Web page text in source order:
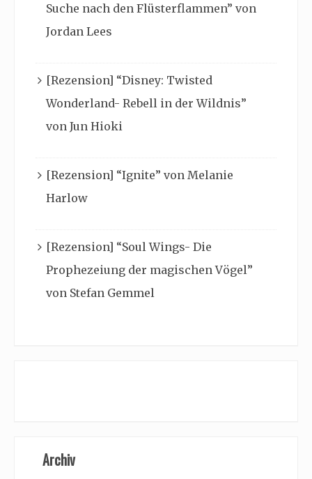
Suche nach den Flüsterflammen” von
Jordan Lees
[Rezension] “Disney: Twisted
Wonderland- Rebell in der Wildnis”
von Jun Hioki
[Rezension] “Ignite” von Melanie
Harlow
[Rezension] “Soul Wings- Die
Prophezeiung der magischen Vögel”
von Stefan Gemmel
Archiv